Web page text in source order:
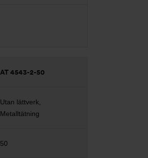
AT 4543-2-50
Utan lättverk,
Metalltätning
50